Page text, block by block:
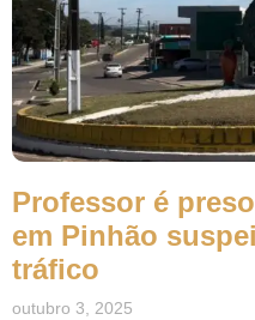
Professor é
em Pinhão
tráfico
outubro 3, 2025